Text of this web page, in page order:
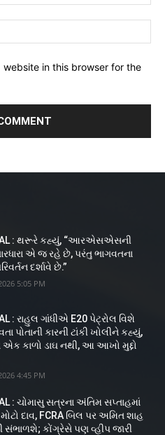
website in this browser for the
: થરૂરે કહ્યું, “આરએસએસની
એ જ રહે છે, પરંતુ ભાગવતના
દર્શાવે છે.”
5:05 PM
: રાહુલ ગાંધીએ E20 પેટ્રોલ વિશે
પોતાની કારની ટાંકી ખોલીને કહ્યું,
કાળો ડાઘ નથી, આ આખો મુદ્દો
4:45 PM
: ચોમાસુ સત્રના અંતિમ સપ્તાહમાં
દાવ, FCRA બિલ પર અમિત શાહ
સંભાળશે; કોંગ્રેસે પણ વ્હીપ જારી